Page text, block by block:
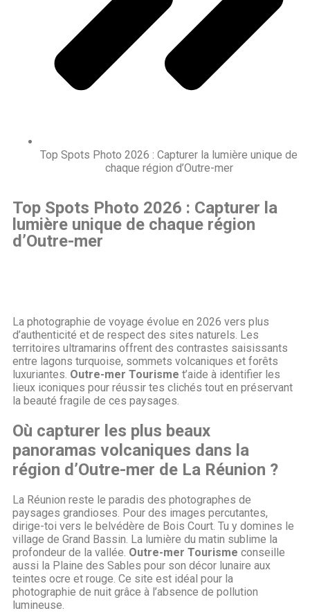
Top Spots Photo 2026 : Capturer la lumière unique de
chaque région d’Outre-mer
Top Spots Photo 2026 : Capturer la
lumière unique de chaque région
d’Outre-mer
La photographie de voyage évolue en 2026 vers plus
d’authenticité et de respect des sites naturels. Les
territoires ultramarins offrent des contrastes saisissants
entre lagons turquoise, sommets volcaniques et forêts
luxuriantes. Outre-mer Tourisme t’aide à identifier les
lieux iconiques pour réussir tes clichés tout en préservant
la beauté fragile de ces paysages.
Où capturer les plus beaux
panoramas volcaniques dans la
région d’Outre-mer de La Réunion ?
La Réunion reste le paradis des photographes de
paysages grandioses. Pour des images percutantes,
dirige-toi vers le belvédère de Bois Court. Tu y domines le
village de Grand Bassin. La lumière du matin sublime la
profondeur de la vallée. Outre-mer Tourisme conseille
aussi la Plaine des Sables pour son décor lunaire aux
teintes ocre et rouge. Ce site est idéal pour la
photographie de nuit grâce à l’absence de pollution
lumineuse.